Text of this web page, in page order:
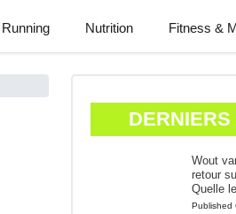
Running Nutrition Fitness &
Wout
retour
Quelle
Published